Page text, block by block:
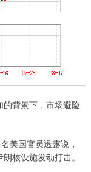
背景下，市场避险
美国官员透露说，
核设施发动打击。